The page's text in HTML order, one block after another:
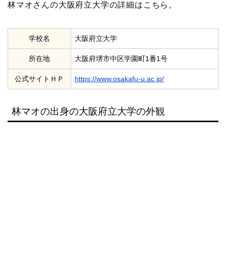
林マオさんの大阪府立大学の詳細はこちら。
学校名 大阪府立大学
所在地 大阪府堺市中区学園町1番1号
公式サイトＨＰ https://www.osakafu-u.ac.jp/
林マオの出身の大阪府立大学の外観